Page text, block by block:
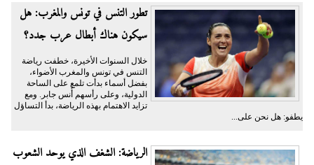
تطور التنس في تونس والمغرب: هل
سيكون هناك أبطال عرب جدد؟
خلال السنوات الأخيرة، خطفت رياضة
التنس في تونس والمغرب الأضواء،
بفضل أسماء بدأت تلمع على الساحة
الدولية، وعلى رأسهم أُنس جابر. ومع
تزايد الاهتمام بهذه الرياضة، بدأ التساؤل
يطفو: هل نحن على...
الرياضة: الشغف الذي يوحد الشعوب